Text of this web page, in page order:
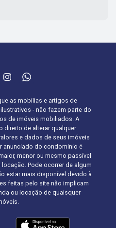
as mobílias e artigos de
- não fazem parte do
de imóveis mobiliados. A
direito de alterar qualquer
e dados de seus imóveis
anunciado do condomínio é
menor ou mesmo passível
Pode ocorrer de algum
estar mais disponível devido à
feitas pelo site não implicam
ou locação de quaisquer